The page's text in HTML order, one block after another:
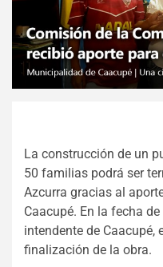
La construcción de un
50 familias podrá ser
Azcurra gracias al
Caacupé. En la fecha
intendente de
finalización de la obra.